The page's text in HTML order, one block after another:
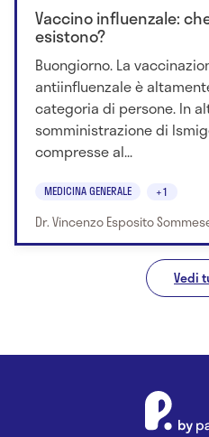
Vaccino influenzale:
esistono?
Buongiorno. La
antiinfluenzale è
categoria di persone. In
somministrazione di
compresse al...
MEDICINA GENERALE +1
Dr. Vincenzo Esposito
Vedi